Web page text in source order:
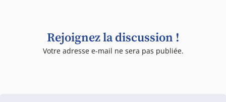
Rejoignez la discussion !
Votre adresse e-mail ne sera pas publiée.